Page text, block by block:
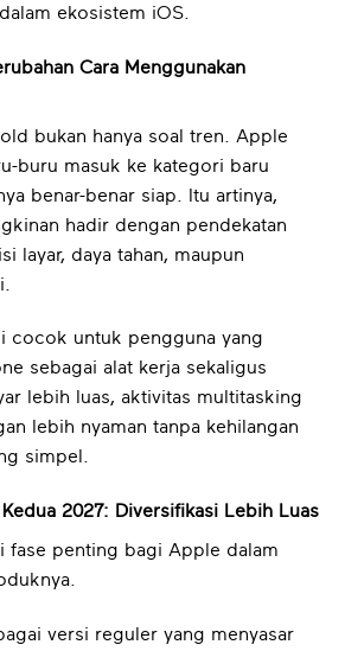
ekosistem iOS.
Cara Menggunakan
bukan hanya soal tren. Apple
buru masuk ke kategori baru
benar-benar siap. Itu artinya,
hadir dengan pendekatan
layar, daya tahan, maupun
cocok untuk pengguna yang
sebagai alat kerja sekaligus
lebih luas, aktivitas multitasking
lebih nyaman tanpa kehilangan
simpel.
2027: Diversifikasi Lebih Luas
fase penting bagi Apple dalam
versi reguler yang menyasar